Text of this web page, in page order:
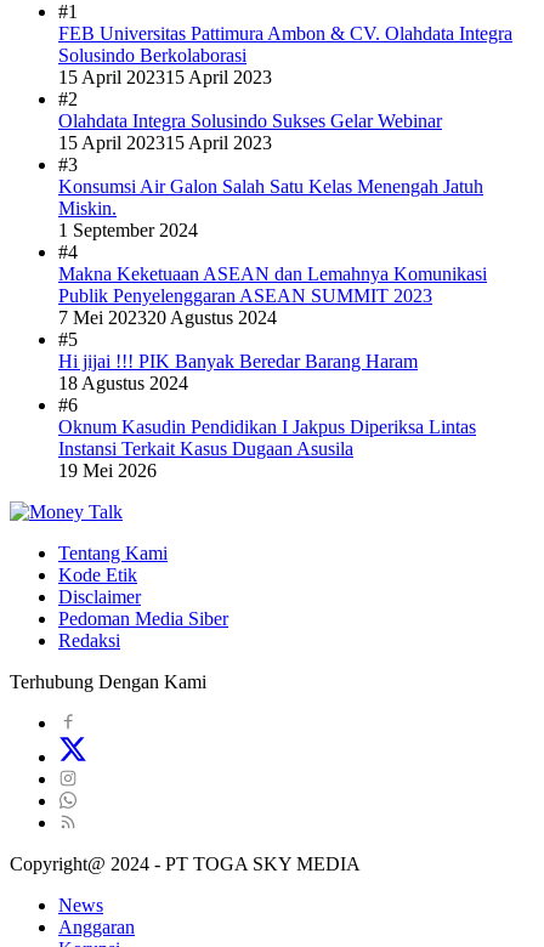
#1
FEB Universitas Pattimura Ambon & CV. Olahdata Integra
Solusindo Berkolaborasi
15 April 202315 April 2023
#2
Olahdata Integra Solusindo Sukses Gelar Webinar
15 April 202315 April 2023
#3
Konsumsi Air Galon Salah Satu Kelas Menengah Jatuh
Miskin.
1 September 2024
#4
Makna Keketuaan ASEAN dan Lemahnya Komunikasi
Publik Penyelenggaran ASEAN SUMMIT 2023
7 Mei 202320 Agustus 2024
#5
Hi jijai !!! PIK Banyak Beredar Barang Haram
18 Agustus 2024
#6
Oknum Kasudin Pendidikan I Jakpus Diperiksa Lintas
Instansi Terkait Kasus Dugaan Asusila
19 Mei 2026
Tentang Kami
Kode Etik
Disclaimer
Pedoman Media Siber
Redaksi
Terhubung Dengan Kami
Copyright@ 2024 - PT TOGA SKY MEDIA
News
Anggaran